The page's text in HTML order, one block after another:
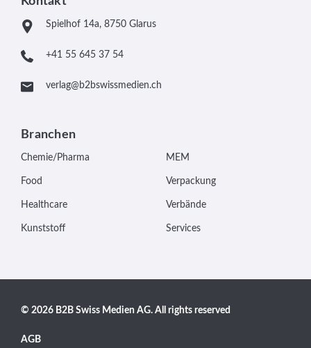
Spielhof 14a, 8750 Glarus
+41 55 645 37 54
verlag@b2bswissmedien.ch
Branchen
Chemie/Pharma
Food
Healthcare
Kunststoff
MEM
Verpackung
Verbände
Services
© 2026 B2B Swiss Medien AG. All rights reserved
AGB